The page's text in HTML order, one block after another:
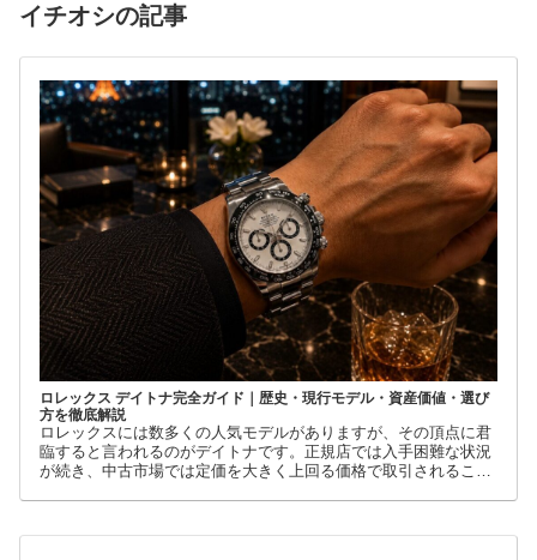
イチオシの記事
ロレックス デイトナ完全ガイド｜歴史・現行モデル・資産価値・選び
方を徹底解説
ロレックスには数多くの人気モデルがありますが、その頂点に君
臨すると言われるのがデイトナです。正規店では入手困難な状況
が続き、中古市場では定価を大きく上回る価格で取引されること